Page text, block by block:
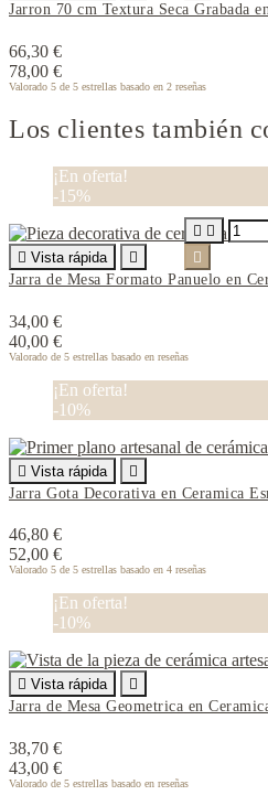
Jarron 70 cm Textura Seca Grabada
66,30 €
78,00 €
Valorado 5 de 5 estrellas basado en 2 reseñas
Los clientes también
¡En oferta!
-15%
 Vista rápida

Jarra de Mesa Formato Panuelo en
34,00 €
40,00 €
Valorado de 5 estrellas basado en reseñas
 

¡En oferta!
-10%
 Vista rápida

Jarra Gota Decorativa en Ceramica
46,80 €
52,00 €
Valorado 5 de 5 estrellas basado en 4 reseñas
¡En oferta!
-10%
 Vista rápida

Jarra de Mesa Geometrica en
38,70 €
43,00 €
Valorado de 5 estrellas basado en reseñas